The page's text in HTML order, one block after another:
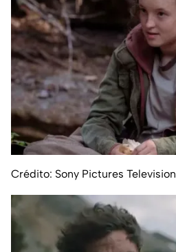
Crédito: Sony Pictures Television